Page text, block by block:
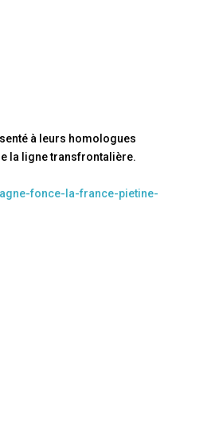
à leurs homologues
la ligne transfrontalière.
fonce-la-france-pietine-